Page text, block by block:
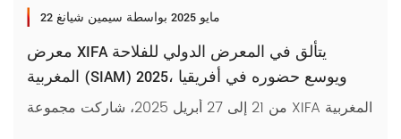
22 مايو 2025 بواسطة سيمين شيانغ
معرض XIFA يتألق في المعرض الدولي للفلاحة
المغربية (SIAM) 2025، ويوسع حضوره في أفريقيا